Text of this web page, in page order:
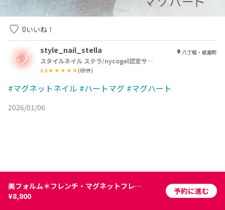
0いいね！
style_nail_stella
スタイルネイル ステラ/nycogel認定サロン
4.8 (69件)
八丁堀・紙屋町
#マグネットネイル #ハートマグ #マグハート
2026/01/06
美フォルム＊フレンチ・マグネットフレンチ
¥8,800
予約に進む